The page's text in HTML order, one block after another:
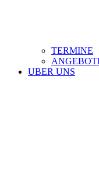
TERMINE
UBER UNS